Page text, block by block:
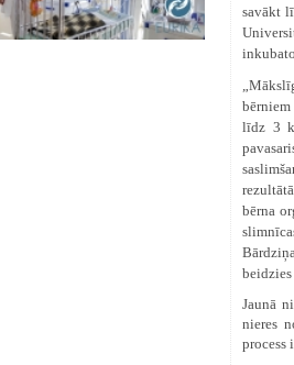
savākt
līdz 3
bērna
Jaunā
nieres
process